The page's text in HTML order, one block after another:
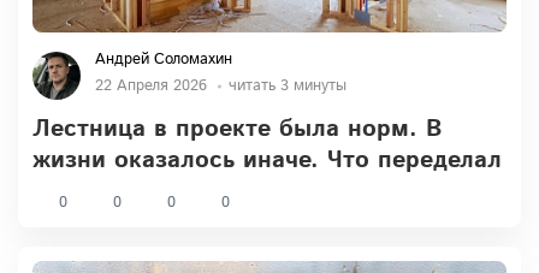
Андрей Соломахин
22 Апреля 2026
читать 3 минуты
Лестница в проекте была норм. В
жизни оказалось иначе. Что переделал
0 0 0
0